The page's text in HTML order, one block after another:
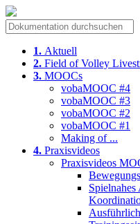
1. Aktuell
2. Field of Volley
3. MOOCs
vobaMOOC #4
vobaMOOC #3
vobaMOOC #2
vobaMOOC #1
Making of ...
4. Praxisvideos
Praxisvideos